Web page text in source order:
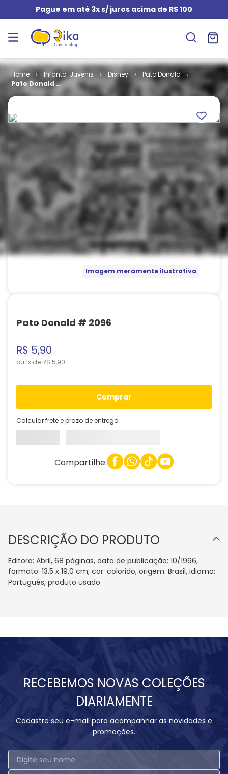
Pague em até 3x s/ juros acima de R$ 100
Infanto-Juvenis Disney
Pato Donald
Pato Donald #
2096
Imagem meramente ilustrativa
Pato Donald # 2096
R$ 5,90
ou 1x de R$ 5,90
comprar
Calcular frete e prazo de entrega
Compartilhe:
DESCRIÇÃO DO PRODUTO
Editora: Abril, 68 páginas, data de publicação: 10/1996,
formato: 13.5 x 19.0 cm, cor: colorido, origem: Brasil, idioma:
Português, produto usado
RECEBEMOS NOVAS COLEÇÕES
DIARIAMENTE
Cadastre seu e-mail para acompanhar as novidades e
promoções.